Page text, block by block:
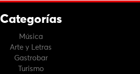
Categorías
Música
Arte y Letras
Gastrobar
Turismo